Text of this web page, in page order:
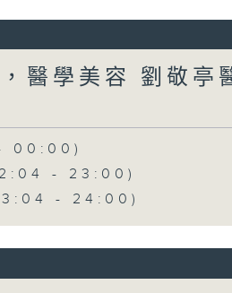
醫學美容 劉敬
00:00)
- 23:00)
- 24:00)